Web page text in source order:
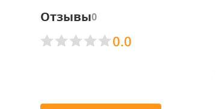
Отзывы0
0.0